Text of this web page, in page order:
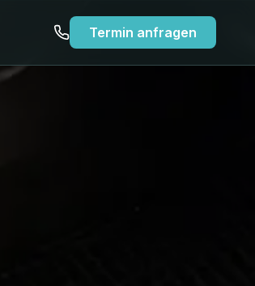
Termin anfragen